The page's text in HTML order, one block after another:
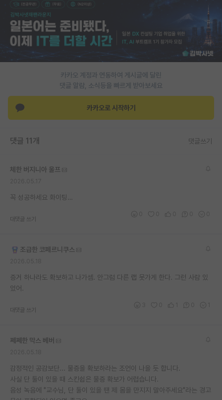
카카오 계정과 연동하여 게시글에 달린
댓글 알람, 소식등을 빠르게 받아보세요
카카오로 시작하기
댓글 11개 댓글쓰기
체한 버지니아 울프
꼭 성공하세요 화이팅…
대댓글 쓰기
조급한 코페르니쿠스
증거 하나라도 확보하고 나가셈. 안그럼 다른 랩 못가게 한다. 그런 사람 있
었어.
대댓글 쓰기
쩨쩨한 막스 베버
감정적인 공감보단... 물증을 확보하라는 조언이 나을 듯 합니다.
사실 단 둘이 있을 때 스킨쉽은 물증 확보가 어렵습니다.
음성 녹음에 "교수님, 단 둘이 있을 땐 제 몸을 만지지 말아주세요"라는 경고